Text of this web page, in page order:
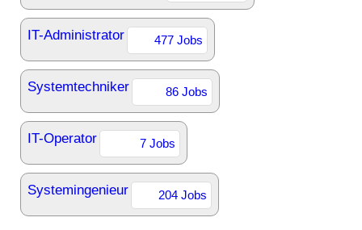
IT-Administrator 477 Jobs
Systemtechniker 86 Jobs
IT-Operator 7 Jobs
Systemingenieur 204 Jobs